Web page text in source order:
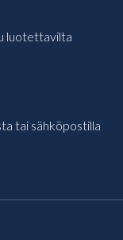
luotettavilta
tai sähköpostilla